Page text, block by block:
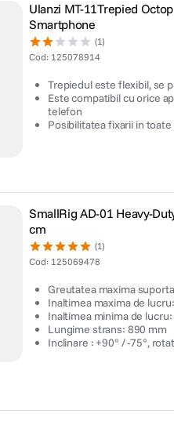
Ulanzi MT-11Trepied
Smartphone
(1)
Cod: 125078914
Trepiedul este flexibil, se
Este compatibil cu orice
telefon
Posibilitatea fixarii in
SmallRig AD-01 Heavy-
cm
(1)
Cod: 125069478
Greutatea maxima
Inaltimea maxima de
Inaltimea minima de
Lungime strans: 890 mm
Inclinare : +90° / -75°,